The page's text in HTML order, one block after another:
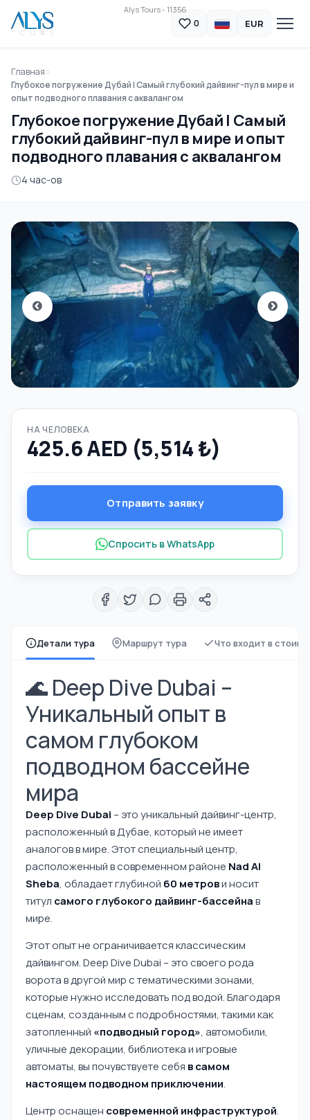
Alys Tours - 11356
0 EUR
Главная
Глубокое погружение Дубай | Самый глубокий дайвинг-пул в мире и
опыт подводного плавания с аквалангом
Глубокое погружение Дубай | Самый
глубокий дайвинг-пул в мире и опыт
подводного плавания с аквалангом
4 час-ов
Детали тура Маршрут тура Что входит в
🌊 Deep Dive Dubai –
Уникальный опыт в
самом глубоком
подводном бассейне
мира
Deep Dive Dubai – это уникальный дайвинг-центр,
расположенный в Дубае, который не имеет
аналогов в мире. Этот специальный центр,
расположенный в современном районе Nad Al
Sheba, обладает глубиной 60 метрови носит
титул самого глубокого дайвинг-бассейнав
мире.
Этот опыт не ограничивается классическим
дайвингом. Deep Dive Dubai – это своего рода
ворота в другой мир с тематическими зонами,
которые нужно исследовать под водой. Благодаря
сценам, созданным с подробностями, такими как
затопленный «подводный город», автомобили,
уличные декорации, библиотека и игровые
автоматы, вы почувствуете себя в самом
настоящем подводном приключении.
Центр оснащен современной инфраструктурой.
НА ЧЕЛОВЕКА
425.6 AED (5,514 ₺)
Отправить заявку
Спросить в WhatsApp